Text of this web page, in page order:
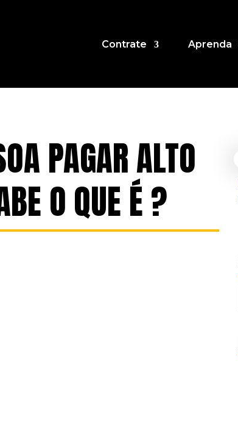
Contrate Aprenda
PAGAR ALTO
O QUE É ?